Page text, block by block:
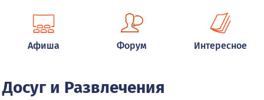
Афиша Форум Интересное
Досуг и Развлечения